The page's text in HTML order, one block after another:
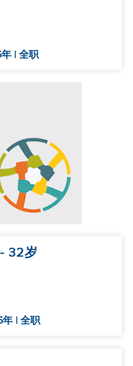
| 全职
- 32岁
| 全职